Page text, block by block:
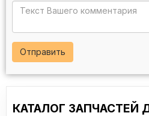
Отправить
КАТАЛОГ ЗАПЧАСТЕЙ